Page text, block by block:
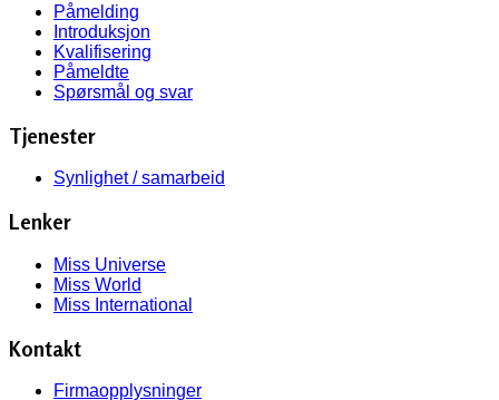
Påmelding
Introduksjon
Kvalifisering
Påmeldte
Spørsmål og svar
Tjenester
Synlighet / samarbeid
Lenker
Miss Universe
Miss World
Miss International
Kontakt
Firmaopplysninger